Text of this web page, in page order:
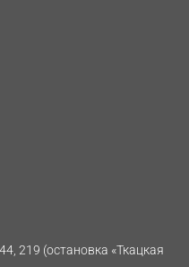
44, 219 (остановка «Ткацкая